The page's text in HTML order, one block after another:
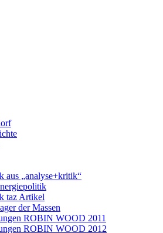
aus „analyse+kritik“
taz Artikel
der Massen
ROBIN WOOD 2011
ROBIN WOOD 2012